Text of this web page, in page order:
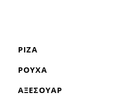
ΡΊΖΑ
ΡΟΎΧΑ
ΑΞΕΣΟΥΆΡ